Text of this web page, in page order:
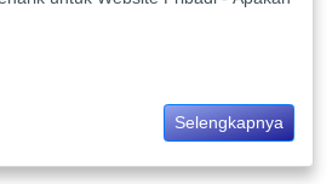
Selengkapnya